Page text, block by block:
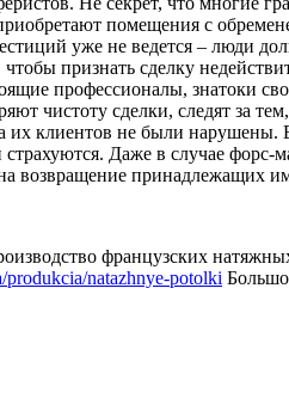
помещения с
уже не ведется – люди
признать сделку
профессионалы, знатоки
чистоту сделки, следят за
их клиентов не были нарушены.
Даже в случае форс-
возвращение принадлежащих
французских
produkcia/natazhnye-potolki